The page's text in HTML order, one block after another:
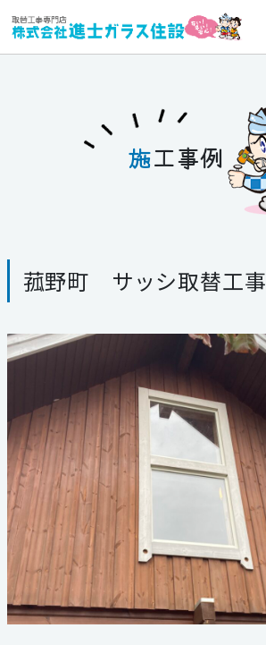
施工事例
お見積り・お問い合わせ
個人情報保護方針
サイトマップ
代表電話
059-324-3068
施工事例
菰野町 サッシ取替工事